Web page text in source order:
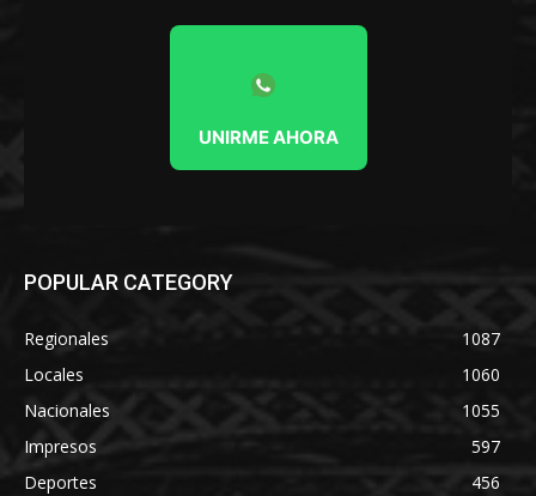
UNIRME AHORA
POPULAR CATEGORY
Regionales
1087
Locales
1060
Nacionales
1055
Impresos
597
Deportes
456